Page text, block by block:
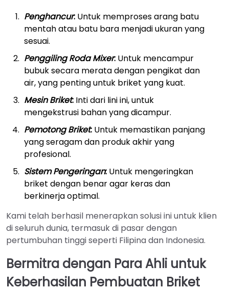
Penghancur: Untuk memproses arang batu
mentah atau batu bara menjadi ukuran yang
sesuai.
Penggiling Roda Mixer: Untuk mencampur
bubuk secara merata dengan pengikat dan
air, yang penting untuk briket yang kuat.
Mesin Briket: Inti dari lini ini, untuk
mengekstrusi bahan yang dicampur.
Pemotong Briket: Untuk memastikan panjang
yang seragam dan produk akhir yang
profesional.
Sistem Pengeringan: Untuk mengeringkan
briket dengan benar agar keras dan
berkinerja optimal.
Kami telah berhasil menerapkan solusi ini untuk klien
di seluruh dunia, termasuk di pasar dengan
pertumbuhan tinggi seperti Filipina dan Indonesia.
Bermitra dengan Para Ahli untuk
Keberhasilan Pembuatan Briket